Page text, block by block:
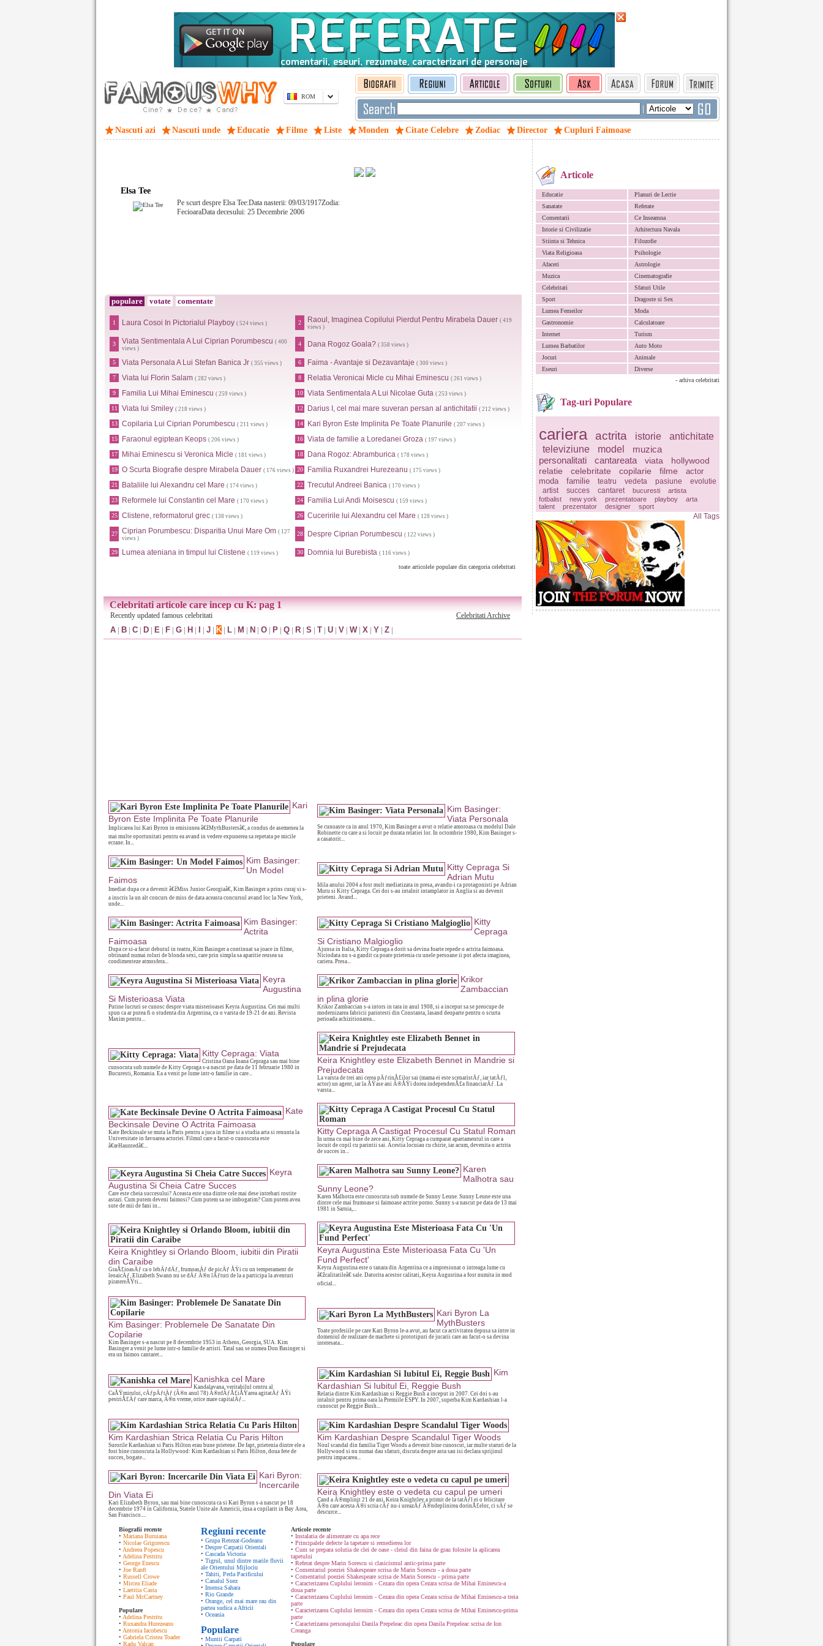
ROM
|
Nascuti azi Nascuti unde Educatie Filme Liste Monden Citate Celebre Zodiac Director Cupluri Faimoase
Articole
Educatie
Planuri de Lectie
Sanatate
Referate
Comentarii
Ce Inseamna
Istorie si Civilizatie
Arhitectura Navala
Stiinta si Tehnica
Filozofie
Viata Religioasa
Psihologie
Afaceri
Astrologie
Muzica
Cinematografie
Celebritati
Sfaturi Utile
Sport
Dragoste si Sex
Lumea Femeilor
Moda
Gastronomie
Calculatoare
Internet
Turism
Lumea Barbatilor
Auto Moto
Jocuri
Animale
Eseuri
Diverse
- arhiva celebritati
Tag-uri Populare
cariera actrita istorie
antichitate
televiziune
model
muzica
personalitati
cantareata viata
hollywood
relatie
celebritate copilarie filme
actor
moda
familie teatru vedeta pasiune
evolutie
artist
succes cantaret bucuresti
artista
fotbalist
new york prezentatoare playboy
arta
talent
prezentator designer sport
All Tags
Elsa Tee
Pe scurt despre Elsa Tee:Data nasterii: 09/03/1917Zodia:
FecioaraData decesului: 25 Decembrie 2006
populare votate comentate
1 Laura Cosoi In Pictorialul Playboy ( 524 views ) 2 Raoul, Imaginea Copilului Pierdut Pentru Mirabela Dauer ( 419
views )
3 Viata Sentimentala A Lui Ciprian Porumbescu ( 400
views )
4 Dana Rogoz Goala? ( 358 views )
5 Viata Personala A Lui Stefan Banica Jr ( 355 views ) 6 Faima - Avantaje si Dezavantaje ( 300 views )
7 Viata lui Florin Salam ( 282 views ) 8 Relatia Veronicai Micle cu Mihai Eminescu ( 261 views )
9 Familia Lui Mihai Eminescu ( 259 views ) 10 Viata Sentimentala A Lui Nicolae Guta ( 253 views )
11 Viata lui Smiley ( 218 views ) 12 Darius I, cel mai mare suveran persan al antichitatii ( 212 views )
13 Copilaria Lui Ciprian Porumbescu ( 211 views ) 14 Kari Byron Este Implinita Pe Toate Planurile ( 207 views )
15 Faraonul egiptean Keops ( 206 views ) 16 Viata de familie a Loredanei Groza ( 197 views )
17 Mihai Eminescu si Veronica Micle ( 181 views ) 18 Dana Rogoz: Abramburica ( 178 views )
19 O Scurta Biografie despre Mirabela Dauer ( 176 views ) 20 Familia Ruxandrei Hurezeanu ( 175 views )
21 Bataliile lui Alexandru cel Mare ( 174 views ) 22 Trecutul Andreei Banica ( 170 views )
23 Reformele lui Constantin cel Mare ( 170 views ) 24 Familia Lui Andi Moisescu ( 159 views )
25 Clistene, reformatorul grec ( 138 views ) 26 Cuceririle lui Alexandru cel Mare ( 128 views )
27 Ciprian Porumbescu: Disparitia Unui Mare Om ( 127
views )
28 Despre Ciprian Porumbescu ( 122 views )
29 Lumea ateniana in timpul lui Clistene ( 119 views ) 30 Domnia lui Burebista ( 116 views )
toate articolele populare din categoria celebritati
Celebritati articole care incep cu K: pag 1
Recently updated famous celebritati Celebritati Archive
A | B | C | D | E | F | G | H | | J | K | L | M | N | O | P | Q | R | S | T | U | V | W| X | Y | Z |
Kari
Byron Este Implinita Pe Toate Planurile
Implicarea lui Kari Byron in emisiunea â€žMythBustersâ€, a condus de asemenea la
mai multe oportunitati pentru ea avand in vedere expunerea sa repetata pe micile
ecrane. In...
Kim Basinger:
Viata Personala
Se cunoaste ca in anul 1970, Kim Basinger a avut o relatie amoroasa cu modelul Dale
Robinette cu care a si locuit pe durata relatiei lor. In octombrie 1980, Kim Basinger s-
a casatorit...
Kim Basinger:
Un Model
Faimos
Imediat dupa ce a devenit â€žMiss Junior Georgiaâ€, Kim Basinger a prins curaj si s-
a inscris la un alt concurs de miss de data aceasta concursul avand loc la New York,
unde...
Kitty Cepraga Si
Adrian Mutu
Idila anului 2004 a fost mult mediatizata in presa, avandu-i ca protagonisti pe Adrian
Mutu si Kitty Cepraga. Cei doi s-au intalnit intamplator in Anglia si au devenit
prieteni. Avand...
Kim Basinger:
Actrita
Faimoasa
Dupa ce si-a facut debutul in teatru, Kim Basinger a continuat sa joace in filme,
obtinand numai roluri de blonda sexi, care prin simpla sa aparitie reusea sa
condimenteze atmosfera...
Kitty
Cepraga
Si Cristiano Malgioglio
Ajunsa in Italia, Kitty Cepraga a dorit sa devina foarte repede o actrita faimoasa.
Niciodata nu s-a gandit ca poate prietenia cu unele persoane ii pot afecta imaginea,
cariera. Presa...
Keyra
Augustina
Si Misterioasa Viata
Putine lucruri se cunosc despre viata misterioasei Keyra Augustina. Cei mai multi
spun ca ar putea fi o studenta din Argentina, cu o varsta de 19-21 de ani. Revista
Maxim pentru...
Krikor
Zambaccian
in plina glorie
Krikor Zambaccian s-a intors in tara in anul 1908, si a inceput sa se preocupe de
modernizarea fabricii parintesti din Constanta, lasand deoparte pentru o scurta
perioada achizitionarea...
Kitty Cepraga: Viata
Cristina Oana Ioana Cepraga sau mai bine
cunsocuta sub numele de Kitty Cepraga s-a nascut pe data de 11 februarie 1980 in
Bucuresti, Romania. Ea a venit pe lume intr-o familie in care...
Keira Knightley este Elizabeth Bennet in Mandrie si
Prejudecata
La varsta de trei ani cerea pÄƒrinÅ£ilor sai (mama ei este scenaristÄƒ, iar tatÄƒl,
actor) un agent, iar la ÅŸase ani Ã®ÅŸi dorea independenÅ£a financiarÄƒ. La
varsta...
Kate
Beckinsale Devine O Actrita Faimoasa
Kate Beckinsale se muta la Paris pentru a juca in filme si a studia arta si renunta la
Universitate in favoarea actoriei. Filmul care a facut-o cunoscuta este
â€œHauntedâ€...
Kitty Cepraga A Castigat Procesul Cu Statul Roman
In urma cu mai bine de zece ani, Kitty Cepraga a cumparat apartamentul in care a
locuit de copil cu parintii sai. Acestia locuiau cu chirie, iar acum, devenita o actrita
de succes in...
Keyra
Augustina Si Cheia Catre Succes
Care este cheia succesului? Aceasta este una dintre cele mai dese intrebari rostite
astazi. Cum putem deveni faimosi? Cum putem sa ne imbogatim? Cum putem avea
sute de mii de fani in...
Karen
Malhotra sau
Sunny Leone?
Karen Malhotra este cunoscuta sub numele de Sunny Leune. Sunny Leune este una
dintre cele mai frumoase si faimoase actrite porno. Sunny s-a nascut pe data de 13 mai
1981 in Sarnia,...
Keira Knightley si Orlando Bloom, iubitii din Piratii
din Caraibe
GraÅ£ioasÄƒ ca o lebÄƒdÄƒ, frumoasÄƒ de picÄƒ ÅŸi cu un temperament de
leoaicÄƒ, Elizabeth Swann nu se dÄƒ Ã®n lÄƒturi de la a participa la aventuri
piratereÅŸti...
Keyra Augustina Este Misterioasa Fata Cu 'Un
Fund Perfect'
Keyra Augustina este o tanara din Argentina ce a impresionat o intreaga lume cu
â€žcalitatileâ€ sale. Datorita acestor calitati, Keyra Augustina a fost numita in mod
oficial...
Kim Basinger: Problemele De Sanatate Din
Copilarie
Kim Basinger s-a nascut pe 8 decembrie 1953 in Athens, Georgia, SUA. Kim
Basinger a venit pe lume intr-o familie de artisti. Tatal sau se numea Don Basinger si
era un faimos cantaret...
Kari Byron La
MythBusters
Toate profesiile pe care Kari Byron le-a avut, au facut ca activitatea depusa sa intre in
domeniul de realizare de machete si prototipuri de jucarii care au facut-o sa devina
interesata...
Kanishka cel Mare
Kandalavana, veritabilul centru al
CaÅŸmirului, cÄƒpÄƒtÄƒ (Ã®n anul 78) Ã®nfÄƒÅ£iÅŸarea agitatÄƒ ÅŸi
pestriÅ£Äƒ care marca, Ã®n vreme, orice mare capitalÄƒ...
Kim
Kardashian Si Iubitul Ei, Reggie Bush
Relatia dintre Kim Kardashian si Reggie Bush a inceput in 2007. Cei doi s-au
intalnit pentru prima oara la Premiile ESPY. In 2007, superba Kim Kardashian l-a
cunoscut pe Reggie Bush...
Kim Kardashian Strica Relatia Cu Paris Hilton
Surorile Kardashian si Paris Hilton erau bune prietene. De fapt, prietenia dintre ele a
fost bine cunoscuta la Hollywood: Kim Kardashian si Paris Hilton, doua fete de
succes, bogate...
Kim Kardashian Despre Scandalul Tiger Woods
Noul scandal din familia Tiger Woods a devenit bine cunoscut, iar multe staruri de la
Hollywood si nu numai dau sfaturi, discuta despre asta sau isi declara sprijinul
pentru impacarea...
Kari Byron:
Incercarile
Din Viata Ei
Kari Elizabeth Byron, sau mai bine cunoscuta ca si Kari Byron s-a nascut pe 18
decembrie 1974 in California, Statele Unite ale Americii, insa a copilarit in Bay Area,
San Francisco....
Keira Knightley este o vedeta cu capul pe umeri
Cand a Ã®mplinit 21 de ani, Keira Knightley a primit de la tatÄƒl ei o felicitare
Ã®n care acesta Ã®i scria cÄƒ nu-i ureazÄƒ Ã®ndeplinirea dorinÅ£elor, ci sÄƒ se
descurce...
Biografii recente
• Mariana Buruiana
• Nicolae Grigorescu
• Andreea Popescu
• Adelina Pestritu
• George Enescu
• Joe Ranft
• Russell Crowe
• Mircea Eliade
• Laetitia Casta
• Paul McCartney
Populare
• Adelina Pestritu
• Ruxandra Hurezeanu
• Antonia Iacobescu
• Gabriela Cristea Toader
• Radu Valcan
Regiuni recente
• Grupa Retezat-Godeanu
• Despre Carpatii Orientali
• Cascada Victoria
• Tigrul, unul dintre marile fluvii
ale Orientului Mijlociu
• Tahiti, Perla Pacificului
• Canalul Suez
• Imensa Sahara
• Rio Grande
• Orange, cel mai mare rau din
partea sudica a Africii
• Oceania
Populare
• Muntii Carpati
Articole recente
• Instalatia de alimentare cu apa rece
• Principalele defecte la tapetare si remedierea lor
• Cum se prepara solutia de clei de oase - cleiul din faina de grau folosite la aplicarea
tapetului
• Referat despre Marin Sorescu si clasicismul antic-prima parte
• Comentariul poeziei Shakespeare scrisa de Marin Sorescu - a doua parte
• Comentariul poeziei Shakespeare scrisa de Marin Sorescu - prima parte
• Caracterizarea Cuplului leronim - Cezara din opera Cezara scrisa de Mihai Eminescu-a
doua parte
• Caracterizarea Cuplului leronim - Cezara din opera Cezara scrisa de Mihai Eminescu-a treia
parte
• Caracterizarea Cuplului leronim - Cezara din opera Cezara scrisa de Mihai Eminescu-prima
parte
• Caracterizarea personajului Danila Prepeleac din opera Danila Prepeleac scrisa de Ion
Creanga
Populare